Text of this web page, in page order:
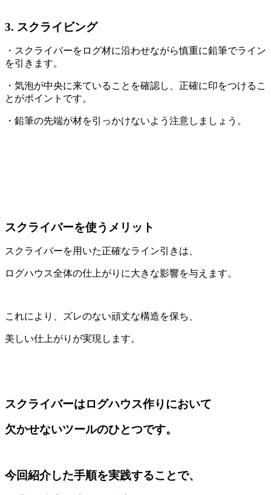
3. スクライビング
・スクライバーをログ材に沿わせながら慎重に鉛筆でライン
を引きます。
・気泡が中央に来ていることを確認し、正確に印をつけるこ
とがポイントです。
・鉛筆の先端が材を引っかけないよう注意しましょう。
スクライバーを使うメリット
スクライバーを用いた正確なライン引きは、
ログハウス全体の仕上がりに大きな影響を与えます。
これにより、ズレのない頑丈な構造を保ち、
美しい仕上がりが実現します。
スクライバーはログハウス作りにおいて
欠かせないツールのひとつです。
今回紹介した手順を実践することで、